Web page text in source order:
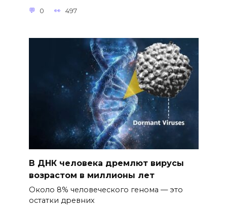
0 497
В ДНК человека дремлют вирусы
возрастом в миллионы лет
Около 8% человеческого генома — это
остатки древних